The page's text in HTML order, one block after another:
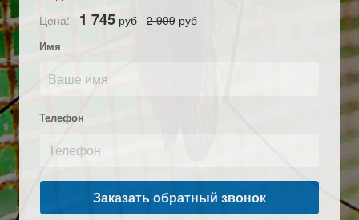
Цена:
1 745 руб 2 909 руб
Имя
Телефон